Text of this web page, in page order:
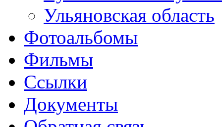
Ульяновская область
Фотоальбомы
Фильмы
Ссылки
Документы